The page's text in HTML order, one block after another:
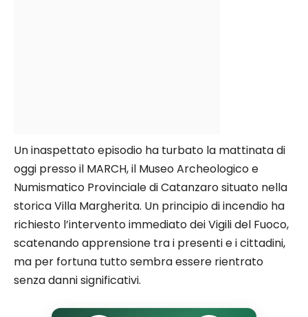
Un inaspettato episodio ha turbato la mattinata di
oggi presso il MARCH, il Museo Archeologico e
Numismatico Provinciale di Catanzaro situato nella
storica Villa Margherita. Un principio di incendio ha
richiesto l’intervento immediato dei Vigili del Fuoco,
scatenando apprensione tra i presenti e i cittadini,
ma per fortuna tutto sembra essere rientrato
senza danni significativi.